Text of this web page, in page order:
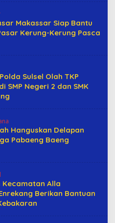
Makassar Siap Bantu
Kerung-Kerung Pasca
Sulsel Olah TKP
SMP Negeri 2 dan SMK
Hanguskan Delapan
Pabaeng Baeng
Kecamatan Alla
Berikan Bantuan